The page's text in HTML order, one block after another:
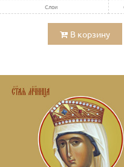
Слои
В корзину